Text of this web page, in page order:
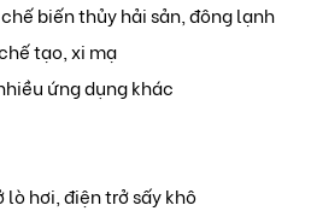
biến thủy hải sản, đông lạnh
tạo, xi mạ
ứng dụng khác
lò hơi, điện trở sấy khô